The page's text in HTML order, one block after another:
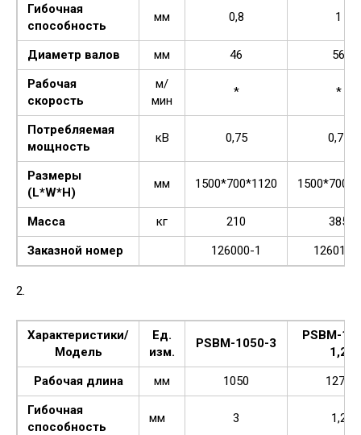
Гибочная
способность
мм 0,8 1
Диаметр валов мм 46
56
Рабочая
скорость
м/
мин
* *
Потребляемая
мощность
кВ 0,75 0,75
Размеры
(L*W*H)
мм 1500*700*1120
Масса кг 210
385
Заказной номер
126000-1 126010-
2.
Характеристики/
Модель
Ед.
изм.
PSBM-1050-3
PSBM-
1,2
Рабочая длина
мм 1050
1270
Гибочная
способность
мм 3 1,2